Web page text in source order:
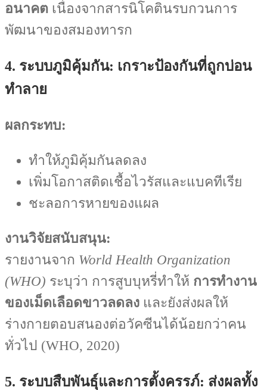
อนาคต เนื่องจากสารนิโคตินรบกวนการ
พัฒนาของสมองทารก
4. ระบบภูมิคุ้มกัน: เกราะป้องกันที่ถูกบ่อน
ทำลาย
ผลกระทบ:
ทำให้ภูมิคุ้มกันลดลง
เพิ่มโอกาสติดเชื้อไวรัสและแบคทีเรีย
ชะลอการหายของแผล
งานวิจัยสนับสนุน:
รายงานจาก World Health Organization
(WHO) ระบุว่า การสูบบุหรี่ทำให้ การทำงาน
ของเม็ดเลือดขาวลดลง และยังส่งผลให้
ร่างกายตอบสนองต่อวัคซีนได้น้อยกว่าคน
ทั่วไป (WHO, 2020)
5. ระบบสืบพันธุ์และการตั้งครรภ์: ส่งผลทั้ง